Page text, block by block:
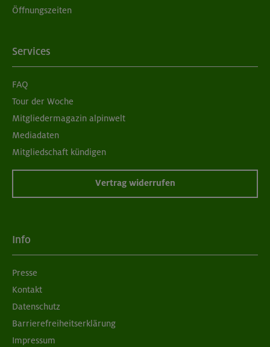
Öffnungszeiten
Services
FAQ
Tour der Woche
Mitgliedermagazin alpinwelt
Mediadaten
Mitgliedschaft kündigen
Vertrag widerrufen
Info
Presse
Kontakt
Datenschutz
Barrierefreiheitserklärung
Impressum